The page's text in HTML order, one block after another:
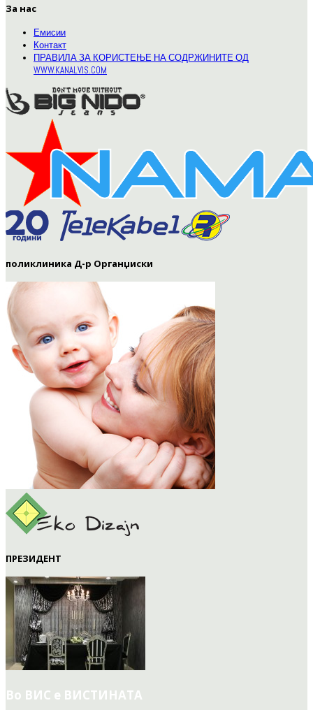
За нас
Емисии
Контакт
ПРАВИЛА ЗА КОРИСТЕЊЕ НА СОДРЖИНИТЕ ОД
WWW.KANALVIS.COM
поликлиника Д-р Органџиски
ПРЕЗИДЕНТ
Во ВИС е ВИСТИНАТА